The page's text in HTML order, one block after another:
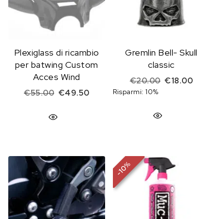
Plexiglass di ricambio
per batwing Custom
Acces Wind
€55.00 Il prezzo originale era: €55.00.
€49.50Il prezzo attuale è: €49.50.
Gremlin Bell- Skull
classic
€20.00 Il prezzo
€18.00Il
Risparmi: 10%
-
10
%